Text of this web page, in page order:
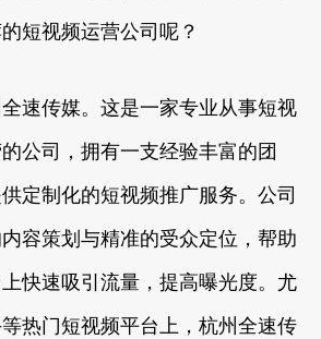
短视频运营公司呢？
速传媒。这是一家专业从事短视
公司，拥有一支经验丰富的团
定制化的短视频推广服务。公司
容策划与精准的受众定位，帮助
快速吸引流量，提高曝光度。尤
热门短视频平台上，杭州全速传